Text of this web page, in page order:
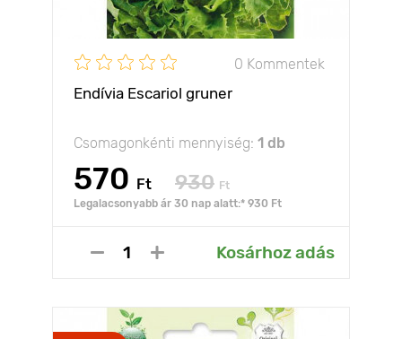
0 Kommentek
Endívia Escariol gruner
Csomagonkénti mennyiség: 1 db
570 Ft 930 Ft
Legalacsonyabb ár 30 nap alatt:* 930 Ft
Kosárhoz adás